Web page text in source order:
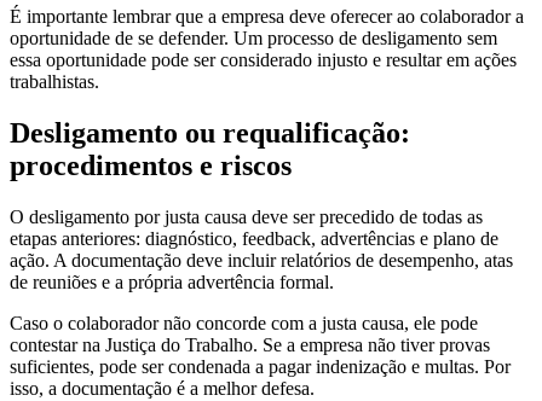
É importante lembrar que a empresa deve oferecer ao colaborador a
oportunidade de se defender. Um processo de desligamento sem
essa oportunidade pode ser considerado injusto e resultar em ações
trabalhistas.
Desligamento ou requalificação:
procedimentos e riscos
O desligamento por justa causa deve ser precedido de todas as
etapas anteriores: diagnóstico, feedback, advertências e plano de
ação. A documentação deve incluir relatórios de desempenho, atas
de reuniões e a própria advertência formal.
Caso o colaborador não concorde com a justa causa, ele pode
contestar na Justiça do Trabalho. Se a empresa não tiver provas
suficientes, pode ser condenada a pagar indenização e multas. Por
isso, a documentação é a melhor defesa.